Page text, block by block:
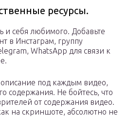
ресурсы.
и себя любимого. Добавьте
в Инстаграм, группу
WhatsApp для связи к
под каждым видео,
содержания. Не бойтесь, что
от содержания видео.
на скриншоте, абсолютно не